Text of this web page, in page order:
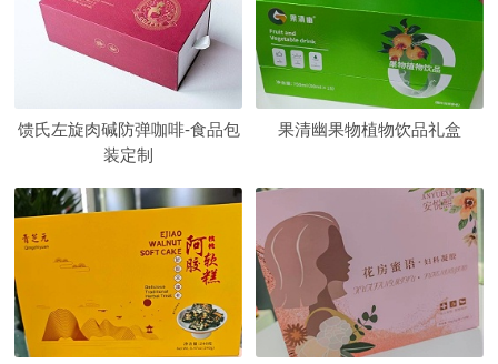
馈氏左旋肉碱防弹咖啡-食品包
装定制
果清幽果物植物饮品礼盒